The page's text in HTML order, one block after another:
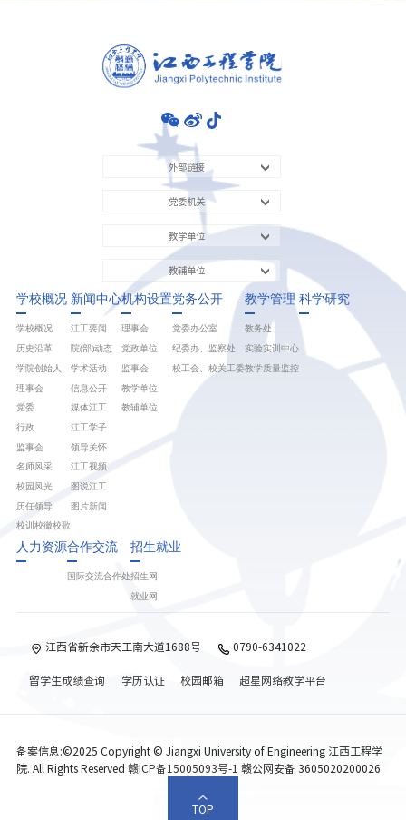
外部链接
党委机关
教学单位
教辅单位
学校概况
学校概况
历史沿革
学院创始人
理事会
党委
行政
监事会
名师风采
校园风光
历任领导
校训校徽校歌
新闻中心
江工要闻
院(部)动态
学术活动
信息公开
媒体江工
江工学子
领导关怀
江工视频
图说江工
图片新闻
机构设置
理事会
党政单位
监事会
教学单位
教辅单位
党务公开
党委办公室
纪委办、监察处
校工会、校关工委
教学管理
教务处
实验实训中心
教学质量监控
科学研究
人力资源合作交流
国际交流合作处
招生就业
招生网
就业网
江西省新余市天工南大道1688号 0790-6341022
留学生成绩查询 学历认证 校园邮箱 超星网络教学平台
备案信息:©2025 Copyright © Jiangxi University of Engineering 江西工程学
院. All Rights Reserved 赣ICP备15005093号-1 赣公网安备 3605020200026
TOP